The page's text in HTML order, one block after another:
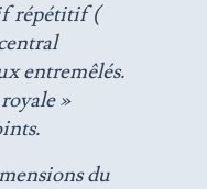
répétitif (
entremêlés.
»
du